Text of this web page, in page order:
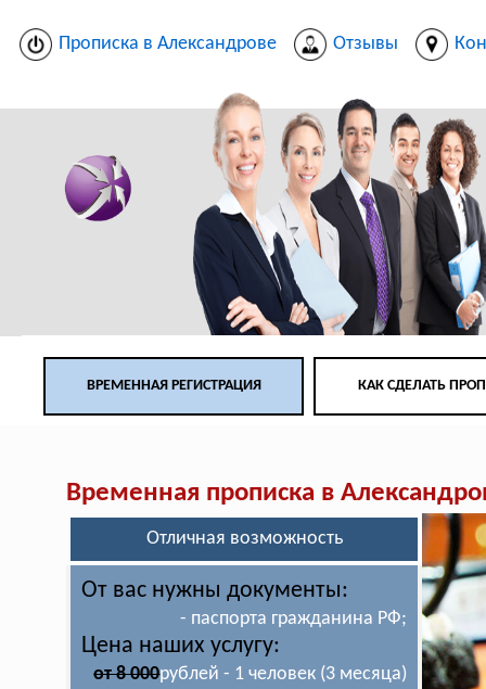
Прописка в Александрове Отзывы
ВРЕМЕННАЯ РЕГИСТРАЦИЯ КАК СДЕЛАТЬ
Временная прописка в
Отличная возможность
От вас нужны документы:
- паспорта гражданина РФ;
Цена наших услугу:
от 8 000рублей - 1 человек (3 месяца)